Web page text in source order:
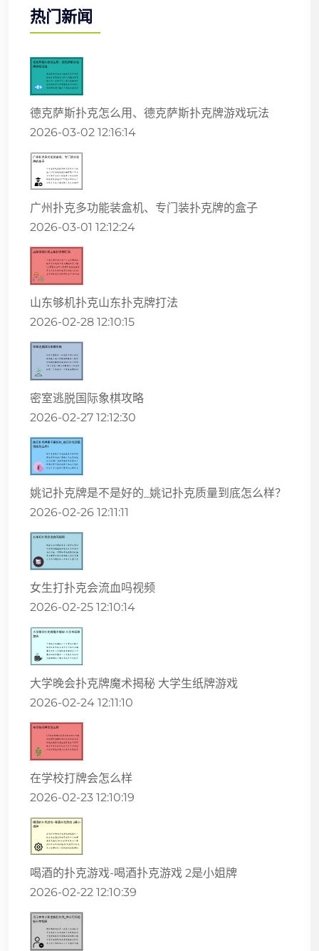
热门新闻
德克萨斯扑克怎么用、德克萨斯扑克牌游戏玩法
2026-03-02 12:16:14
广州扑克多功能装盒机、专门装扑克牌的盒子
2026-03-01 12:12:24
山东够机扑克山东扑克牌打法
2026-02-28 12:10:15
密室逃脱国际象棋攻略
2026-02-27 12:12:30
姚记扑克牌是不是好的_姚记扑克质量到底怎么样？
2026-02-26 12:11:11
女生打扑克会流血吗视频
2026-02-25 12:10:14
大学晚会扑克牌魔术揭秘 大学生纸牌游戏
2026-02-24 12:11:10
在学校打牌会怎么样
2026-02-23 12:10:19
喝酒的扑克游戏-喝酒扑克游戏 2是小姐牌
2026-02-22 12:10:39